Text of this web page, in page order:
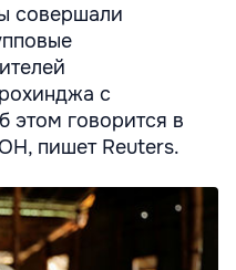
совершали
с
этом говорится в
пишет Reuters.